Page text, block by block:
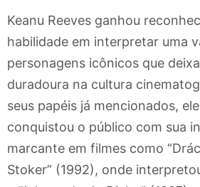
Keanu Reeves ganhou
habilidade em interpretar uma
personagens icônicos que
duradoura na cultura
seus papéis já mencionados,
conquistou o público com sua
marcante em filmes como
Stoker” (1992), onde